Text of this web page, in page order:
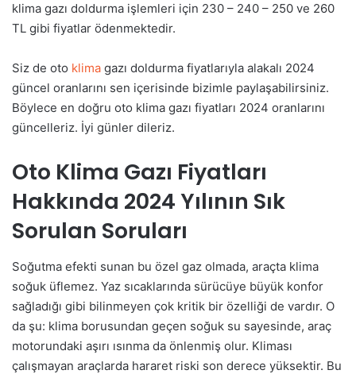
klima gazı doldurma işlemleri için 230 – 240 – 250 ve 260
TL gibi fiyatlar ödenmektedir.
Siz de oto klima gazı doldurma fiyatlarıyla alakalı 2024
güncel oranlarını sen içerisinde bizimle paylaşabilirsiniz.
Böylece en doğru oto klima gazı fiyatları 2024 oranlarını
güncelleriz. İyi günler dileriz.
Oto Klima Gazı Fiyatları
Hakkında 2024 Yılının Sık
Sorulan Soruları
Soğutma efekti sunan bu özel gaz olmada, araçta klima
soğuk üflemez. Yaz sıcaklarında sürücüye büyük konfor
sağladığı gibi bilinmeyen çok kritik bir özelliği de vardır. O
da şu: klima borusundan geçen soğuk su sayesinde, araç
motorundaki aşırı ısınma da önlenmiş olur. Kliması
çalışmayan araçlarda hararet riski son derece yüksektir. Bu